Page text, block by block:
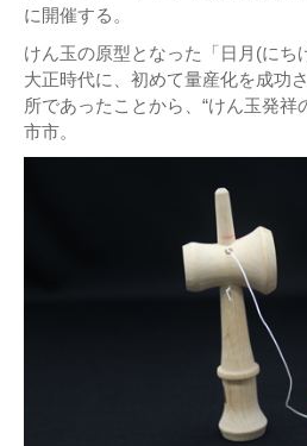
に開催する。
けん玉の原型となった「日月(にち
大正時代に、初めて量産化を成功
所であったことから、“けん玉発祥
市市。